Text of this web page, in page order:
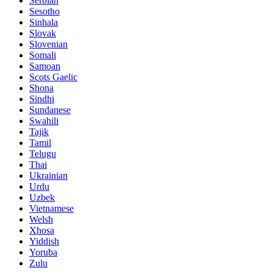
Sesotho
Sinhala
Slovak
Slovenian
Somali
Samoan
Scots Gaelic
Shona
Sindhi
Sundanese
Swahili
Tajik
Tamil
Telugu
Thai
Ukrainian
Urdu
Uzbek
Vietnamese
Welsh
Xhosa
Yiddish
Yoruba
Zulu